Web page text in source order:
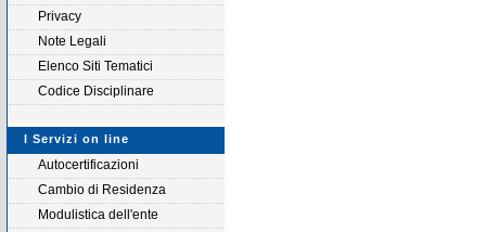
Privacy
Note Legali
Elenco Siti Tematici
Codice Disciplinare
I Servizi on line
Autocertificazioni
Cambio di Residenza
Modulistica dell'ente